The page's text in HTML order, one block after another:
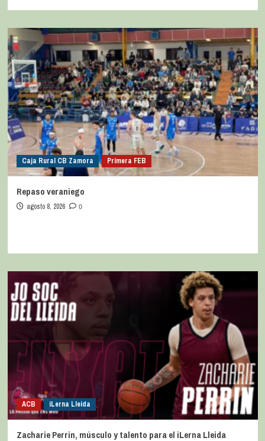
Caja Rural CB Zamora Primera FEB
Repaso veraniego
agosto 8, 2026 0
ACB iLerna Lleida
Zacharie Perrin, músculo y talento para el iLerna Lleida